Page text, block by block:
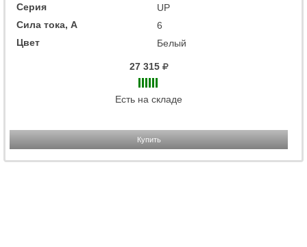
Серия
UP
Сила тока, А
6
Цвет
Белый
27 315
Есть на складе
Купить